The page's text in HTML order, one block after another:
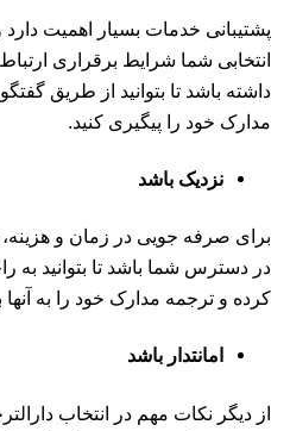
پشتیبانی خدمات بسیار اهمیت دارد و
انتخابی شما شرایط برقراری ارتباط
داشته باشد تا بتوانید از طریق
مدارک خود را پیگیری کنید.
نزدیک باشد
برای صرفه جویی در زمان و هزینه،
در دسترس شما باشد تا بتوانید به
کرده و ترجمه مدارک خود را به آنها
امانتدار باشد
از دیگر نکات مهم در انتخاب